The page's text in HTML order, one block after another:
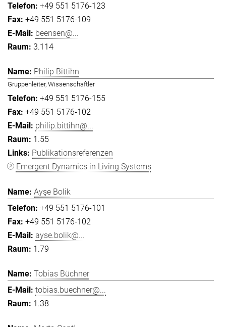
+49 551 5176-123
+49 551 5176-109
beensen@...
3.114
Philip Bittihn
Gruppenleiter, Wissenschaftler
+49 551 5176-155
+49 551 5176-102
philip.bittihn@...
1.55
Publikationsreferenzen
Emergent Dynamics in Living Systems
Ayşe Bolik
+49 551 5176-101
+49 551 5176-102
ayse.bolik@...
1.79
Tobias Büchner
tobias.buechner@...
1.38